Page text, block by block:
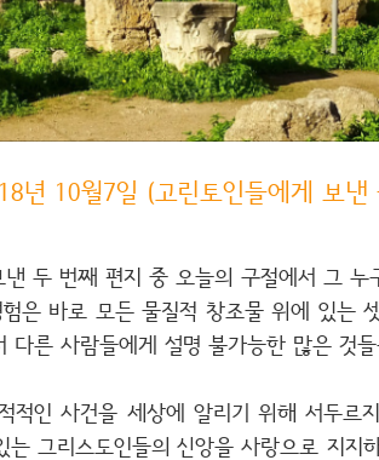
년 10월7일 (고린토인들에게 보
두 번째 편지 중 오늘의 구절에서 그
은 바로 모든 물질적 창조물 위에 있는
다른 사람들에게 설명 불가능한 많은 것
적인 사건을 세상에 알리기 위해 서두르
그리스도인들의 신앙을 사랑으로 지지